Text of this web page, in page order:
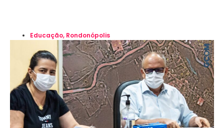
Educação, Rondonópolis